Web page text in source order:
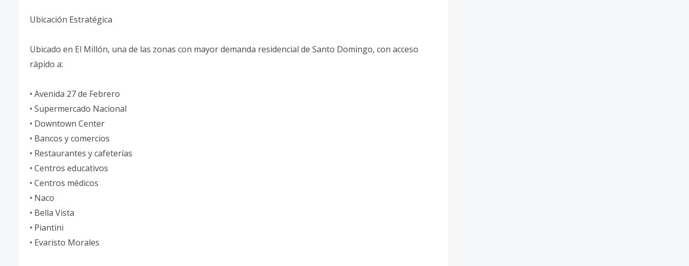
Ubicación Estratégica
Ubicado en El Millón, una de las zonas con mayor demanda residencial de Santo Domingo, con acceso
rápido a:
• Avenida 27 de Febrero
• Supermercado Nacional
• Downtown Center
• Bancos y comercios
• Restaurantes y cafeterías
• Centros educativos
• Centros médicos
• Naco
• Bella Vista
• Piantini
• Evaristo Morales